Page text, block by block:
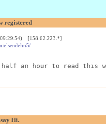
registered
[158.62.223.*]
half an hour to read
Hi.